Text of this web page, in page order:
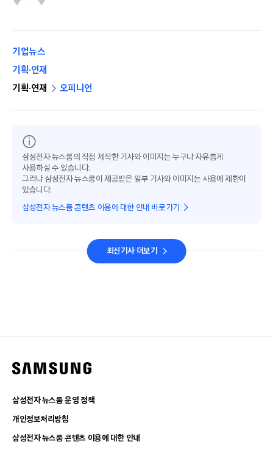
기업뉴스
기획·연재
기획·연재
오피니언
삼성전자 뉴스룸의 직접 제작한 기사와 이미지는 누구나 자유롭게
사용하실 수 있습니다.
그러나 삼성전자 뉴스룸이 제공받은 일부 기사와 이미지는 사용에 제한이
있습니다.
삼성전자 뉴스룸 콘텐츠 이용에 대한 안내 바로가기
최신기사 더보기
삼성전자 뉴스룸 운영 정책
개인정보처리방침
삼성전자 뉴스룸 콘텐츠 이용에 대한 안내